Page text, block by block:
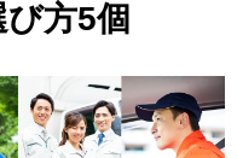
方5個